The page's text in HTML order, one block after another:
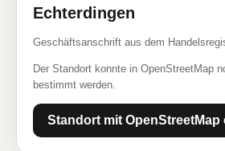
Echterdingen
Geschäftsanschrift aus dem
Der Standort konnte in OpenStreetMap
bestimmt werden.
Standort mit OpenStreetMap